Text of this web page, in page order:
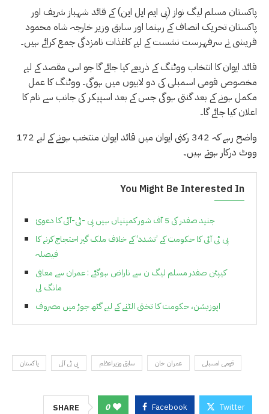
پاکستان مسلم لیگ نواز (پی ایم ایل این) کے قائد شہباز شریف اور
پاکستان تحریک انصاف کے رہنما اور سابق وزیر خارجہ شاہ محمود
قریشی نے سرفہرست نشست کے لیے کاغذات نامزدگی جمع کرائے ہیں۔
قائد ایوان کا انتخاب ووٹنگ کے ذریعے کیا جائے گا جو اس مقصد کے لیے
مخصوص قومی اسمبلی کی دو لابیوں میں ہوگی۔ ووٹنگ کا عمل
مکمل ہونے کے بعد گنتی ہوگی جس کے بعد اسپیکر کی جانب سے نام کا
اعلان کیا جائے گا۔
واضح رہے کہ 342 رکنی ایوان میں قائد ایوان منتخب ہونے کے لیے 172
ووٹ درکار ہوتے ہیں۔
You Might Be Interested In
جنید صفدر کی 5 آف شور کمپنیاں ہیں پی -ٹی-آئی کا دعویٰ
پی ٹی آئی کا حکومت کے ’تشدد‘ کے خلاف ملک گیر احتجاج کرنے کا
فیصلہ
کیپٹن صفدر مسلم لیگ ن سے ناراض ہوگئے : عمران سے معافی
مانگ لی
اپوزیشن، حکومت کا تختی الٹنے کے لیے گٹھ جوڑ میں مصروف
پاکستان پی ٹی آئی سابق وزیراعظم عمران خان قومی امسبلی
SHARE 0 Facebook Twitter